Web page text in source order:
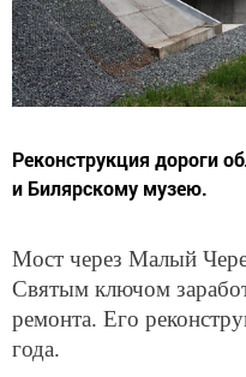
Реконструкция дороги
и Билярскому музею.
Мост через Малый
Святым ключом
ремонта. Его
года.